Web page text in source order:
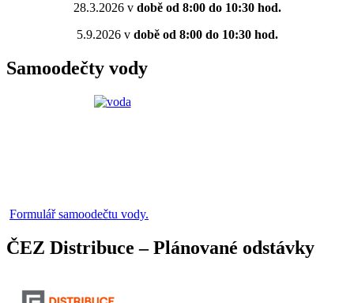
28.3.2026 vdobě od 8:00 do 10:30 hod.
5.9.2026 vdobě od 8:00 do 10:30 hod.
Samoodečty vody
Formulář samoodečtu vody.
ČEZ Distribuce – Plánované odstávky